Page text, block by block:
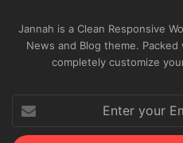
Jannah is a Clean Responsive
News and Blog theme.
completely customize
your
Email